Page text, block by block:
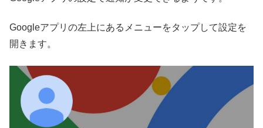
Googleアプリの左上にあるメニューをタップして設定を
開きます。